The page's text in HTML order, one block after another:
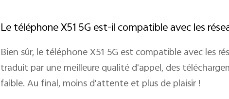
Le téléphone X51 5G est-il compatible avec les
Bien sûr, le téléphone X51 5G est compatible avec les
traduit par une meilleure qualité d'appel, des
faible. Au final, moins d'attente et plus de plaisir !